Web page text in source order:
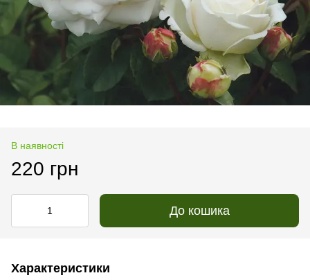
В наявності
220 грн
До кошика
Характеристики